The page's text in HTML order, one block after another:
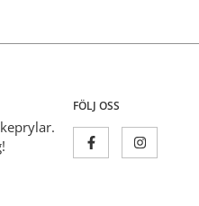
FÖLJ OSS